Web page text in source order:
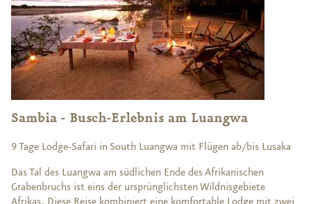
Sambia - Busch-Erlebnis am Luangwa
9 Tage Lodge-Safari in South Luangwa mit Flügen ab/bis Lusaka
Das Tal des Luangwa am südlichen Ende des Afrikanischen
Grabenbruchs ist eins der ursprünglichsten Wildnisgebiete